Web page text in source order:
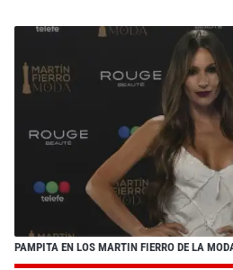
PAMPITA EN LOS MARTIN FIERRO DE LA